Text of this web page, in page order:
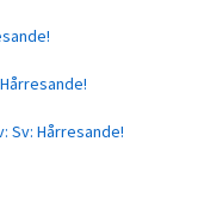
Sv: Hårresande!